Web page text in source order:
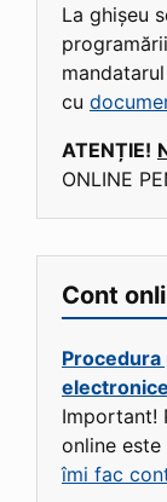
La ghișeu
cu
ATENȚIE!
ONLINE
Cont
Important!
online este
îmi fac